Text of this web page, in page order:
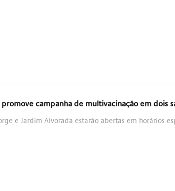
campanha de multivacinação em dois
e Jardim Alvorada estarão abertas em horários